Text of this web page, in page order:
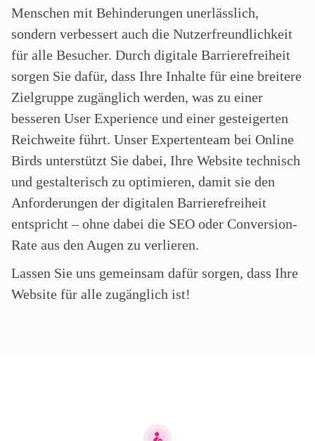
Menschen mit Behinderungen unerlässlich,
sondern verbessert auch die Nutzerfreundlichkeit
für alle Besucher. Durch digitale Barrierefreiheit
sorgen Sie dafür, dass Ihre Inhalte für eine breitere
Zielgruppe zugänglich werden, was zu einer
besseren User Experience und einer gesteigerten
Reichweite führt. Unser Expertenteam bei Online
Birds unterstützt Sie dabei, Ihre Website technisch
und gestalterisch zu optimieren, damit sie den
Anforderungen der digitalen Barrierefreiheit
entspricht – ohne dabei die SEO oder Conversion-
Rate aus den Augen zu verlieren.
Lassen Sie uns gemeinsam dafür sorgen, dass Ihre
Website für alle zugänglich ist!